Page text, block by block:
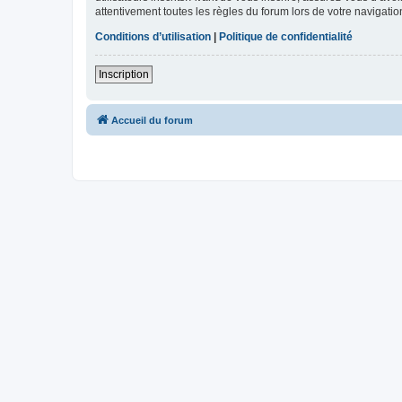
attentivement toutes les règles du forum lors de votre
Conditions d’utilisation | Politique de confidentialité
Inscription
Accueil du forum